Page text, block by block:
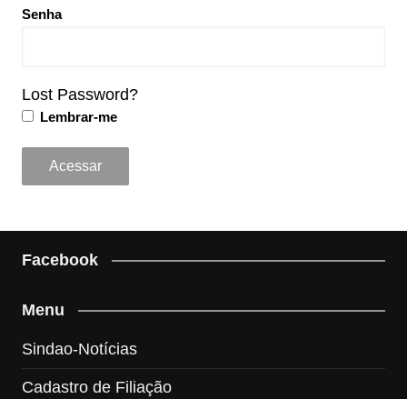
Senha
Lost Password?
Lembrar-me
Facebook
Menu
Sindao-Notícias
Cadastro de Filiação